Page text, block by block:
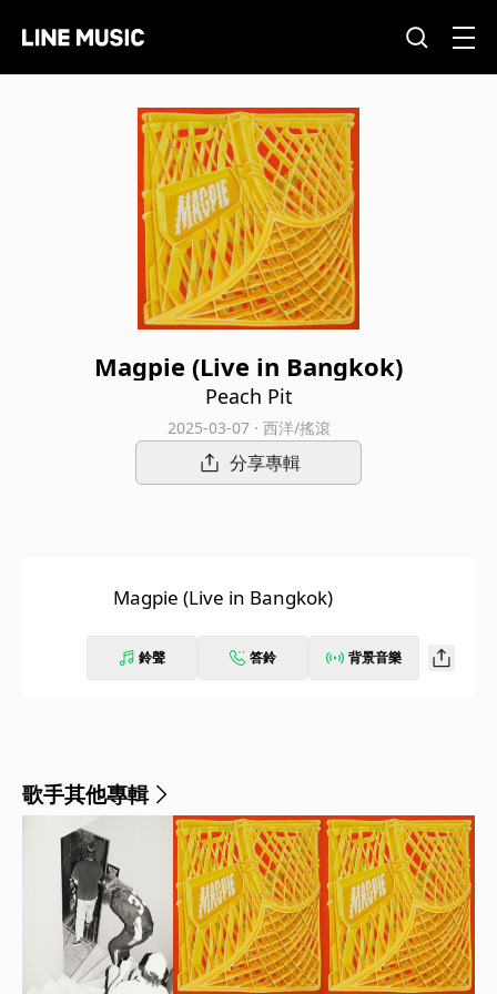
Magpie (Live in Bangkok)
Peach Pit
2025-03-07 · 西洋/搖滾
分享專輯
Magpie (Live in Bangkok)
鈴聲 答鈴 背景音樂
歌手其他專輯